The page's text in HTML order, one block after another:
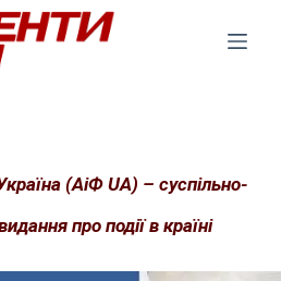
(АіФ UA) – суспільно-
про події в країні